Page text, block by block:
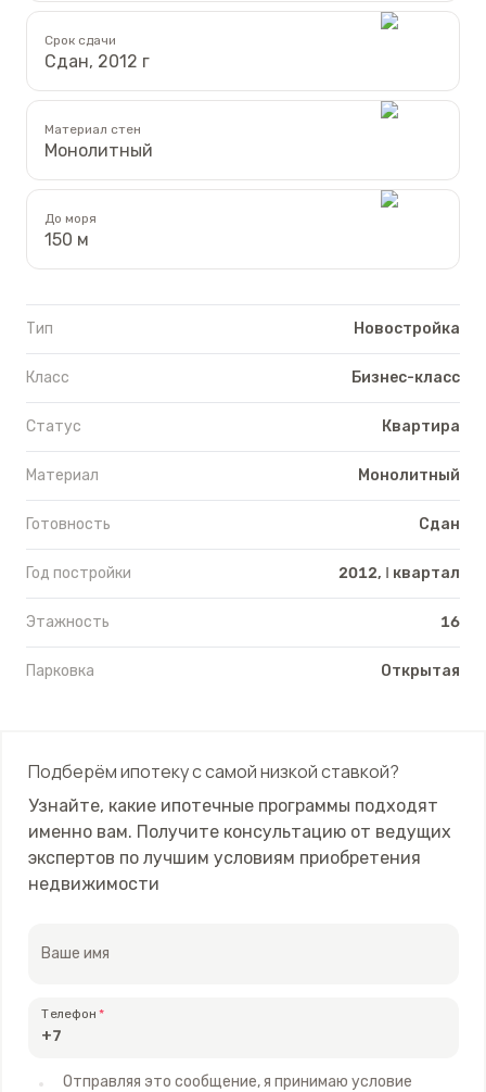
Срок сдачи
Сдан, 2012 г
Материал стен
Монолитный
До моря
150 м
Тип Новостройка
Класс Бизнес-класс
Статус Квартира
Материал Монолитный
Готовность Сдан
Год постройки 2012, Ⅰ квартал
Этажность 16
Парковка Открытая
Подберём ипотеку с самой низкой ставкой?
Узнайте, какие ипотечные программы подходят
именно вам. Получите консультацию от ведущих
экспертов по лучшим условиям приобретения
недвижимости
Ваше имя
Телефон
Отправляя это сообщение, я принимаю условие